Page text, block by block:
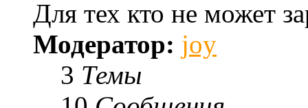
Для тех кто не может
Модератор: joy
3 Темы